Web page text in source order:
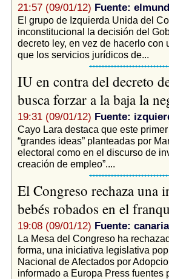
21:57 (09/01/12) Fuente:
El grupo de Izquierda Unida del
inconstitucional la decisión del
decreto ley, en vez de hacerlo
que los servicios jurídicos de...
IU en contra del decreto
busca forzar a la baja la
19:31 (09/01/12) Fuente:
Cayo Lara destaca que este
“grandes ideas” planteadas por
electoral como en el discurso de
creación de empleo”....
El Congreso rechaza una
bebés robados en el
19:08 (09/01/12) Fuente:
La Mesa del Congreso ha
forma, una iniciativa legislativa
Nacional de Afectados por
informado a Europa Press fuentes